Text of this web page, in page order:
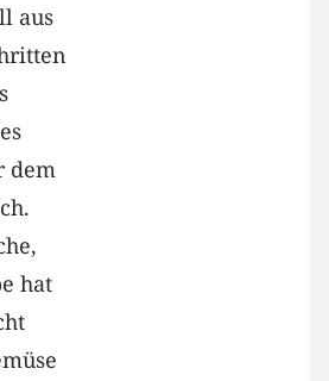
aus
dem
hat